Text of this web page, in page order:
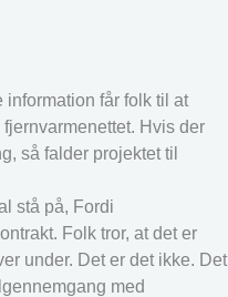
information får folk til at
Hvis der
så falder projektet til
stå på, Fordi
Folk tror, at det er
under. Det er det ikke. Det
med